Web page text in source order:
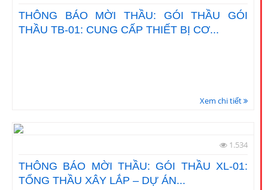
THÔNG BÁO MỜI THẦU: GÓI THẦU GÓI
THẦU TB-01: CUNG CẤP THIẾT BỊ CƠ...
Xem chi tiết
1.534
THÔNG BÁO MỜI THẦU: GÓI THẦU XL-01:
TỔNG THẦU XÂY LẮP – DỰ ÁN...